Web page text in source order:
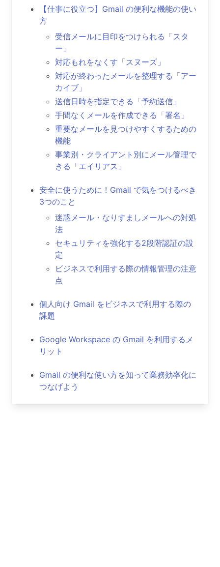
【仕事に役立つ】Gmail の便利な機能の使い
方
受信メールに目印をつけられる「スタ
ー」
対応もれをなくす「スヌーズ」
対応が終わったメールを整理する「アー
カイブ」
送信日時を指定できる「予約送信」
手間なくメールを作成できる「署名」
重要なメールを見つけやすくするための
機能
事業別・クライアント別にメール管理で
きる「エイリアス」
安全に使うために！Gmail で気をつけるべき
3つのこと
迷惑メール・なりすましメールへの対処
法
セキュリティを強化する2段階認証の設
定
ビジネスで利用する際の情報管理の注意
点
個人向け Gmail をビジネスで利用する際の
課題
Google Workspace の Gmail を利用するメ
リット
Gmail の便利な使い方を知って業務効率化に
つなげよう